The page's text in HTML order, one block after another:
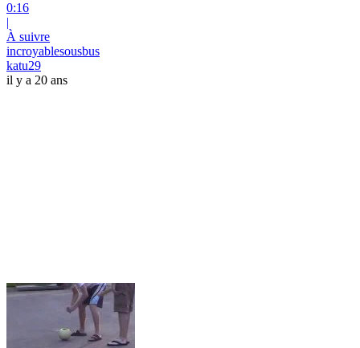
0:16
|
À suivre
incroyablesousbus
katu29
il y a 20 ans